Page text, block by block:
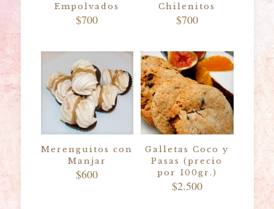
Empolvados
$700
Chilenitos
$700
Merenguitos con
Manjar
$600
Galletas Coco y
Pasas (precio
por 100gr.)
$2.500